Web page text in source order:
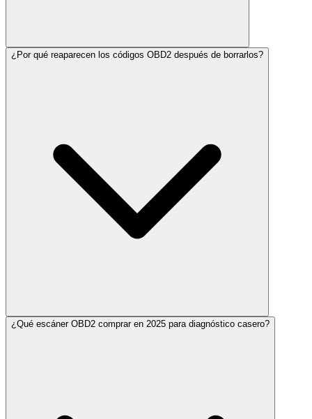
¿Por qué reaparecen los códigos OBD2 después de borrarlos?
¿Qué escáner OBD2 comprar en 2025 para diagnóstico casero?